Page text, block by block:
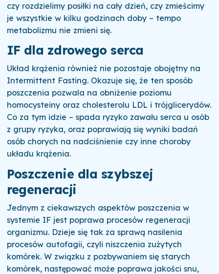
czy rozdzielimy posiłki na cały dzień, czy zmieścimy
je wszystkie w kilku godzinach doby – tempo
metabolizmu nie zmieni się.
IF dla zdrowego serca
Układ krążenia również nie pozostaje obojętny na
Intermittent Fasting. Okazuje się, że ten sposób
poszczenia pozwala na obniżenie poziomu
homocysteiny oraz cholesterolu LDL i trójglicerydów.
Co za tym idzie – spada ryzyko zawału serca u osób
z grupy ryzyka, oraz poprawiają się wyniki badań
osób chorych na nadciśnienie czy inne choroby
układu krążenia.
Poszczenie dla szybszej
regeneracji
Jednym z ciekawszych aspektów poszczenia w
systemie IF jest poprawa procesów regeneracji
organizmu. Dzieje się tak za sprawą nasilenia
procesów autofagii, czyli niszczenia zużytych
komórek. W związku z pozbywaniem się starych
komórek, następować może poprawa jakości snu,